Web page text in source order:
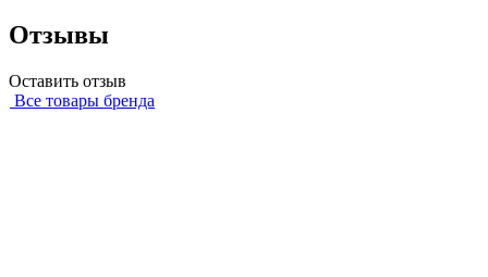
Отзывы
Оставить отзыв
Все товары бренда